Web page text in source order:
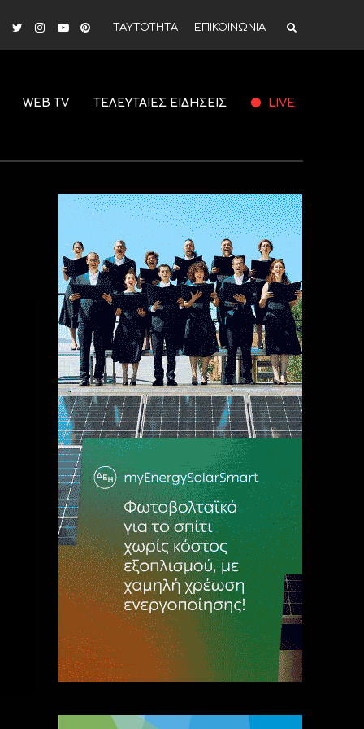
ΤΑΥΤΟΤΗΤΑ ΕΠΙΚΟΙΝΩΝΙΑ
WEB TV ΤΕΛΕΥΤΑΙΕΣ ΕΙΔΗΣΕΙΣ LIVE